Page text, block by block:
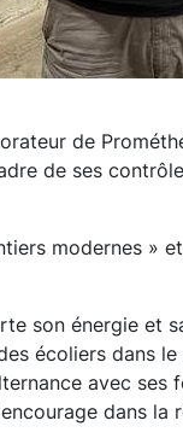
de
de ses
modernes »
son énergie et
écoliers dans
avec
dans la